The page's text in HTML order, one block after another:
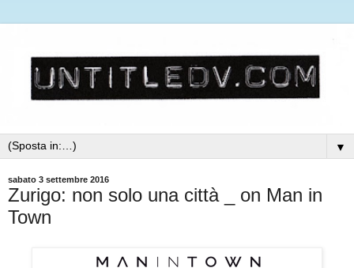
▼
sabato 3 settembre 2016
Zurigo: non solo una città _ on Man in
Town